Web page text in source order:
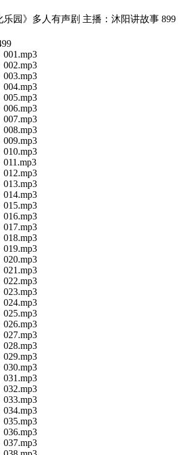
乐园》多人有声剧 主播：沐阳讲故事 899
001.mp3
002.mp3
003.mp3
004.mp3
005.mp3
006.mp3
007.mp3
008.mp3
009.mp3
010.mp3
011.mp3
012.mp3
013.mp3
014.mp3
015.mp3
016.mp3
017.mp3
018.mp3
019.mp3
020.mp3
021.mp3
022.mp3
023.mp3
024.mp3
025.mp3
026.mp3
027.mp3
028.mp3
029.mp3
030.mp3
031.mp3
032.mp3
033.mp3
034.mp3
035.mp3
036.mp3
037.mp3